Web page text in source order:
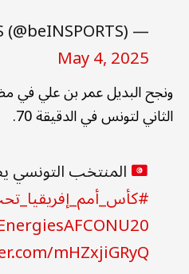
— beIN SPORTS (@beINSPORTS)
May 4, 2025
ونجح البديل عمر بن علي في
الثاني لتونس في الدقيقة 70.
المنتخب التونسي
mHZxjiGRyQ